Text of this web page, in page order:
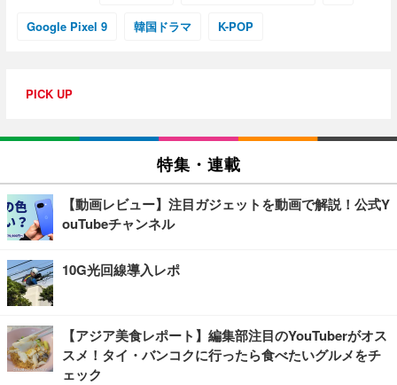
Google Pixel 9 韓国ドラマ K-POP
PICK UP
特集・連載
【動画レビュー】注目ガジェットを動画で解説！公式Y
ouTubeチャンネル
10G光回線導入レポ
【アジア美食レポート】編集部注目のYouTuberがオス
スメ！タイ・バンコクに行ったら食べたいグルメをチ
ェック